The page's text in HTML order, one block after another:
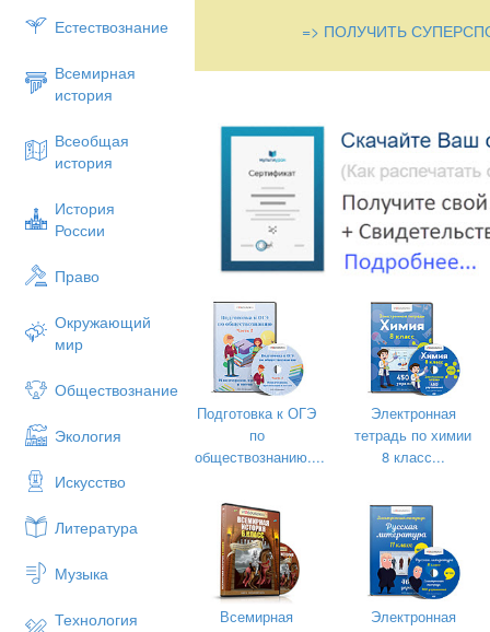
Естествознание
Всемирная
история
Всеобщая
история
История
России
Право
Окружающий
мир
Обществознание
Экология
Искусство
Литература
Музыка
Технология
=> ПОЛУЧИТЬ
Подготовка к ОГЭ
по
обществознанию....
Электронная
тетрадь по химии
8 класс...
Всемирная
Электронная